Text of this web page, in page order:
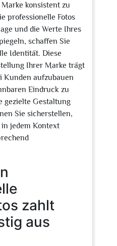
konsistent zu
professionelle Fotos
und die Werte Ihres
schaffen Sie
Identität. Diese
Ihrer Marke trägt
Kunden aufzubauen
Eindruck zu
gezielte Gestaltung
Sie sicherstellen,
jedem Kontext
zahlt
aus